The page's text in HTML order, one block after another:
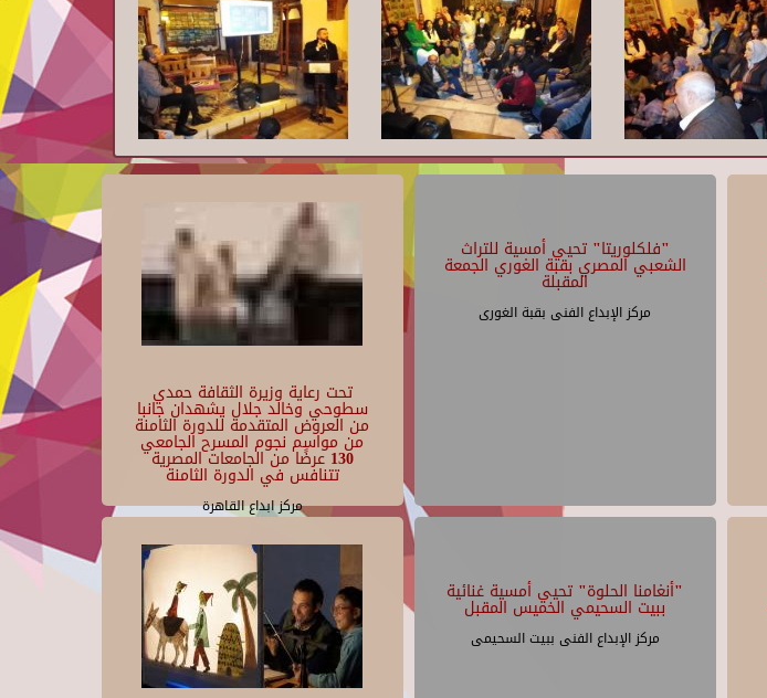
تحت رعاية وزيرة الثقافة حمدي
سطوحي وخالد جلال يشهدان جانبا
من العروض المتقدمة للدورة الثامنة
من مواسم نجوم المسرح الجامعي
130 عرضًا من الجامعات المصرية
تتنافس في الدورة الثامنة
مركز ابداع القاهرة
"فلكلوريتا" تحيي أمسية للتراث
الشعبي المصري بقبة الغوري الجمعة
المقبلة
مركز الإبداع الفنى بقبة الغورى
"أنغامنا الحلوة" تحيي أمسية غنائية
ببيت السحيمي الخميس المقبل
مركز الإبداع الفنى ببيت السحيمى